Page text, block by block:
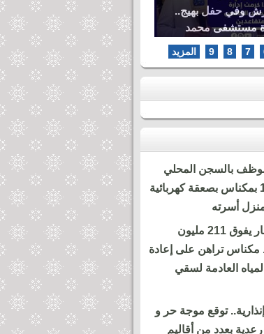
وفي حفل بهيج..
مستشفى محمد
7
8
9 المزيد
بالسجن المحلي
تولال 1 بمكناس بصعقة كهربائية
أسرته
باستثمار يفوق 211 مليون
مكناس تراهن على إعادة
العادمة لسقي
توقع موجة حر و
بعدد من أقاليم